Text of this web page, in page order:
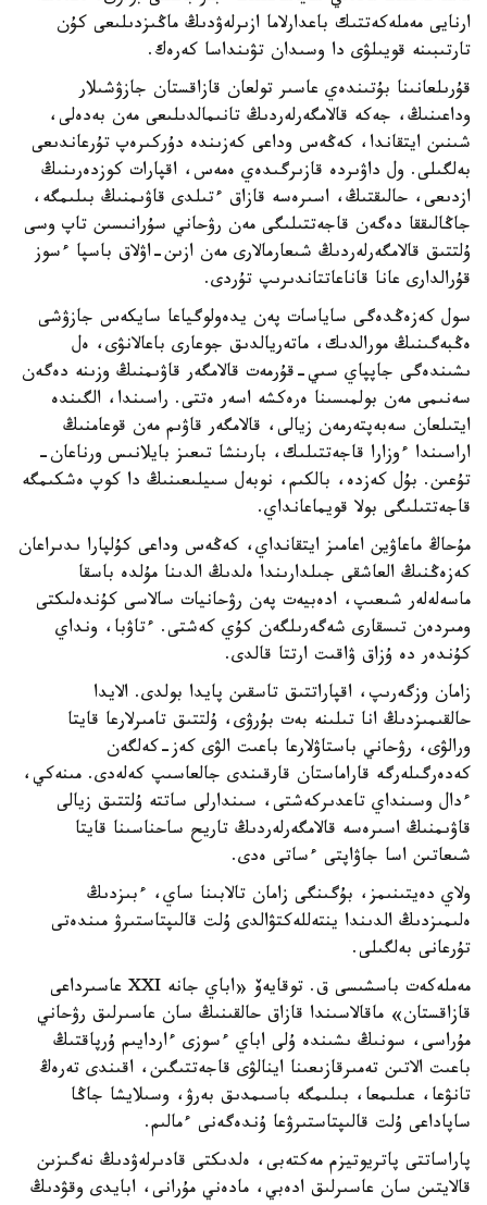
ارنايى مەملەكەتتىك باعدارلاما ازىرلەۋدىڭ ماڭىزدىلىعى كۇن
تارتىبىنە قويىلۋى دا وسىدان تۋىنداسا كەرەك.
قۇرىلعانىنا بۇتىندەي عاسىر تولعان قازاقستان جازۋشىلار
وداعىنىڭ، جەكە قالامگەرلەردىڭ تانىمالدىلىعى مەن بەدەلى،
شىنىن ايتقاندا، كەڭەس وداعى كەزىندە دۇركىرەپ تۇرعاندىعى
بەلگىلى. ول داۋىردە قازىرگىدەي ەمەس، اقپارات كوزدەرىنىڭ
ازدىعى، حالىقتىڭ، اسىرەسە قازاق ءتىلدى قاۋىمنىڭ بىلىمگە،
جاڭالىققا دەگەن قاجەتتىلىگى مەن رۋحاني سۇرانىسىن تاپ وسى
ۇلتتىق قالامگەرلەردىڭ شىعارمالارى مەن ازىن-اۋلاق باسپا ءسوز
قۇرالدارى عانا قاناعاتتاندىرىپ تۇردى.
سول كەزەڭدەگى ساياسات پەن يدەولوگياعا سايكەس جازۋشى
ەڭبەگىنىڭ مورالدىك، ماتەريالدىق جوعارى باعالانۋى، ەل
ىشىندەگى جاپپاي سىي-قۇرمەت قالامگەر قاۋىمنىڭ وزىنە دەگەن
سەنىمى مەن بولمىسىنا ەرەكشە اسەر ەتتى. راسىندا، الگىندە
ايتىلعان سەبەپتەرمەن زيالى، قالامگەر قاۋىم مەن قوعامنىڭ
اراسىندا ءوزارا قاجەتتىلىك، بارىنشا تىعىز بايلانىس ورناعان-
تۇعىن. بۇل كەزدە، بالكىم، نوبەل سىيلىعىنىڭ دا كوپ ەشكىمگە
قاجەتتىلىگى بولا قويماعانداي.
مۇحاڭ ماعاۋين اعامىز ايتقانداي، كەڭەس وداعى كۇلپارا ىدىراعان
كەزەڭنىڭ العاشقى جىلدارىندا ەلدىڭ الدىنا مۇلدە باسقا
ماسەلەلەر شىعىپ، ادەبيەت پەن رۋحانيات سالاسى كۇندەلىكتى
ومىردەن تىسقارى شەگەرىلگەن كۇي كەشتى. ءتاۋبا، ونداي
كۇندەر دە ۇزاق ۋاقىت ارتتا قالدى.
زامان وزگەرىپ، اقپاراتتىق تاسقىن پايدا بولدى. الايدا
حالقىمىزدىڭ انا تىلىنە بەت بۇرۋى، ۇلتتىق تامىرلارعا قايتا
ورالۋى، رۋحاني باستاۋلارعا باعىت الۋى كەز-كەلگەن
كەدەرگىلەرگە قاراماستان قارقىندى جالعاسىپ كەلەدى. مىنەكي،
ءدال وسىنداي تاعدىركەشتى، سىندارلى ساتتە ۇلتتىق زيالى
قاۋىمنىڭ اسىرەسە قالامگەرلەردىڭ تاريح ساحناسىنا قايتا
شىعاتىن اسا جاۋاپتى ءساتى ەدى.
ولاي دەيتىنىمز، بۇگىنگى زامان تالابىنا ساي، ءبىزدىڭ
ەلىمىزدىڭ الدىندا ينتەللەكتۋالدى ۇلت قالىپتاستىرۋ مىندەتى
تۇرعانى بەلگىلى.
مەملەكەت باسشىسى ق. توقايەۆ «اباي جانە XXI عاسىرداعى
قازاقستان» ماقالاسىندا قازاق حالقىنىڭ سان عاسىرلىق رۋحاني
مۇراسى، سونىڭ ىشىندە ۇلى اباي ءسوزى ءاردايىم ۇرپاقتىڭ
باعىت الاتىن تەمىرقازىعىنا اينالۋى قاجەتتىگىن، اقىندى تەرەڭ
تانۋعا، عىلىمعا، بىلىمگە باسىمدىق بەرۋ، وسىلايشا جاڭا
ساپاداعى ۇلت قالىپتاستىرۋعا ۇندەگەنى ءمالىم.
پاراساتتى پاتريوتيزم مەكتەبى، ەلدىكتى قادىرلەۋدىڭ نەگىزىن
قالايتىن سان عاسىرلىق ادەبي، مادەني مۇرانى، ابايدى وقۋدىڭ